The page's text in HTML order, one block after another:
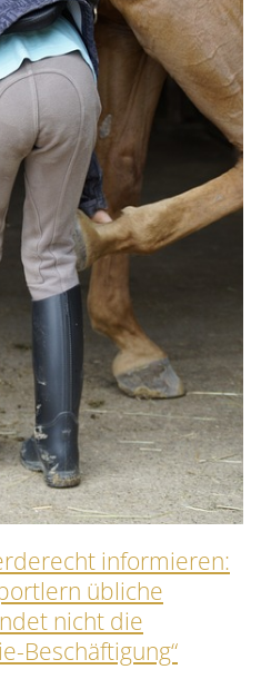
informieren:
übliche
nicht die
Beschäftigung“